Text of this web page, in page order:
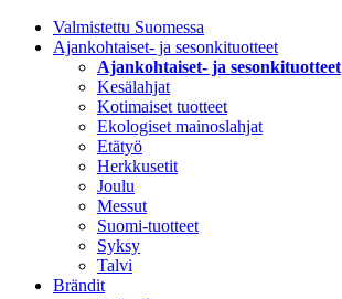
Valmistettu Suomessa
Ajankohtaiset- ja sesonkituotteet
Ajankohtaiset- ja sesonkituotteet
Kesälahjat
Kotimaiset tuotteet
Ekologiset mainoslahjat
Etätyö
Herkkusetit
Joulu
Messut
Suomi-tuotteet
Syksy
Talvi
Brändit